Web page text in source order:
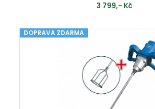
3 799,- Kč
MOMENTÁLNĚ VYPRODÁNO
DOPRAVA ZDARMA